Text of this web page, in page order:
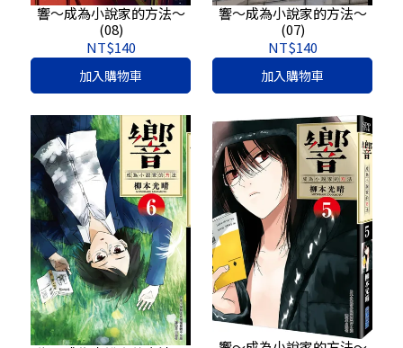
響～成為小說家的方法～
(08)
NT$140
加入購物車
響～成為小說家的方法～
(07)
NT$140
加入購物車